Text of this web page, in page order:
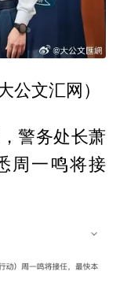
公文汇网）
警务处长萧
周一鸣将接